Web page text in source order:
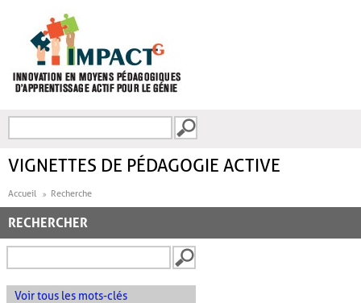
FORMULAIRE DE
VIGNETTES DE PÉDAGOGIE ACTIVE
Accueil Recherche
RECHERCHER
Voir tous les mots-clés